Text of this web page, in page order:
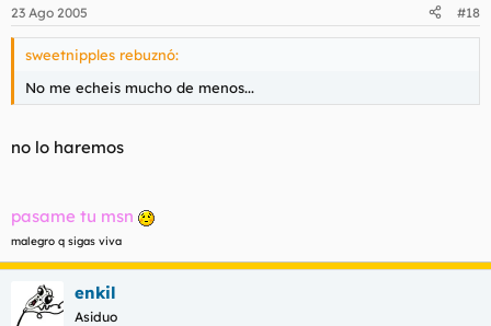
23 Ago 2005 #18
sweetnipples rebuznó:
No me echeis mucho de menos...
no lo haremos
pasame tu msn
malegro q sigas viva
enkil
Asiduo